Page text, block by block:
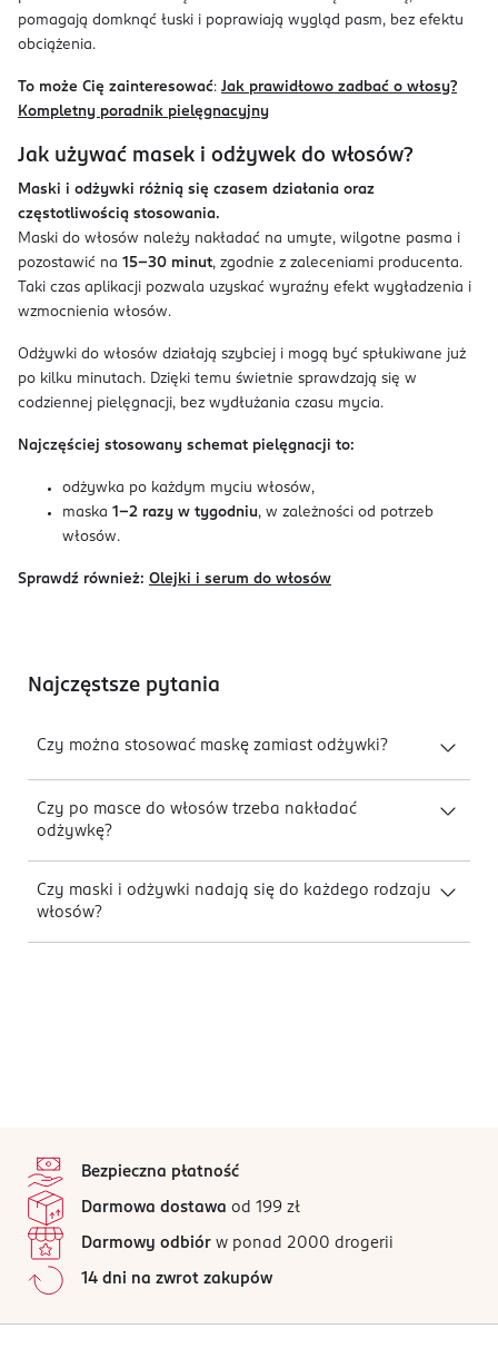
pomagają domknąć łuski i poprawiają wygląd pasm, bez efektu
obciążenia.
To może Cię zainteresować: Jak prawidłowo zadbać o włosy?
Kompletny poradnik pielęgnacyjny
Jak używać masek i odżywek do włosów?
Maski i odżywki różnią się czasem działania oraz
częstotliwością stosowania.
Maski do włosów należy nakładać na umyte, wilgotne pasma i
pozostawić na 15–30 minut, zgodnie z zaleceniami producenta.
Taki czas aplikacji pozwala uzyskać wyraźny efekt wygładzenia i
wzmocnienia włosów.
Odżywki do włosów działają szybciej i mogą być spłukiwane już
po kilku minutach. Dzięki temu świetnie sprawdzają się w
codziennej pielęgnacji, bez wydłużania czasu mycia.
Najczęściej stosowany schemat pielęgnacji to:
odżywka po każdym myciu włosów,
maska 1–2 razy w tygodniu, w zależności od potrzeb
włosów.
Sprawdź również: Olejki i serum do włosów
Najczęstsze pytania
Czy można stosować maskę zamiast odżywki?
Czy po masce do włosów trzeba nakładać
odżywkę?
Czy maski i odżywki nadają się do każdego rodzaju
włosów?
Bezpieczna płatność
Darmowa dostawa od 199 zł
Darmowy odbiór w ponad 2000 drogerii
14 dni na zwrot zakupów